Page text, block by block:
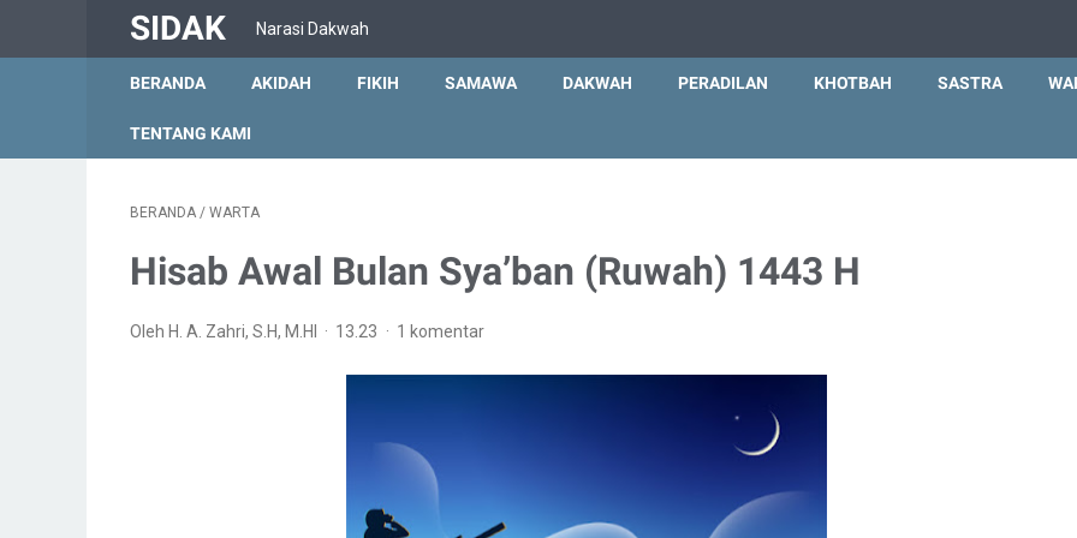
SIDAK Narasi Dakwah
BERANDA AKIDAH FIKIH SAMAWA DAKWAH PERADILAN KHOTBAH SASTRA
TENTANG KAMI
BERANDA / WARTA
Hisab Awal Bulan Sya’ban (Ruwah) 1443 H
Oleh H. A. Zahri, S.H, M.HI 13.23 1 komentar